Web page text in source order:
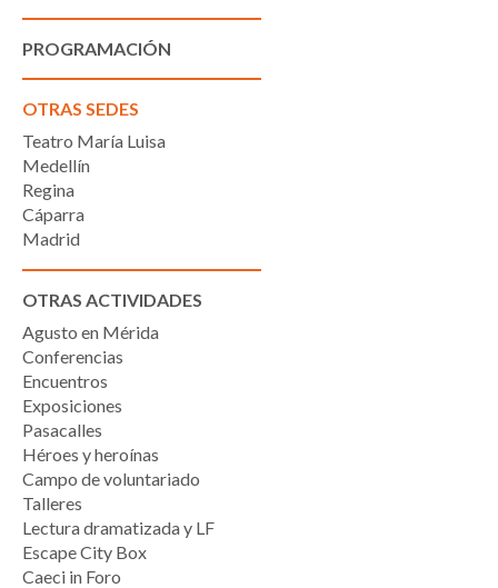
PROGRAMACIÓN
OTRAS SEDES
Teatro María Luisa
Medellín
Regina
Cáparra
Madrid
OTRAS ACTIVIDADES
Agusto en Mérida
Conferencias
Encuentros
Exposiciones
Pasacalles
Héroes y heroínas
Campo de voluntariado
Talleres
Lectura dramatizada y LF
Escape City Box
Caeci in Foro